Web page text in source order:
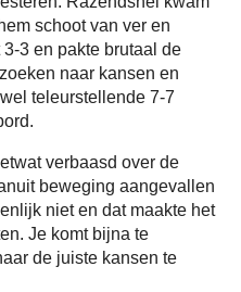
schoot van ver en
3 en pakte brutaal de
naar kansen en
teleurstellende 7-7
verbaasd over de
beweging aangevallen
niet en dat maakte het
Je komt bijna te
de juiste kansen te